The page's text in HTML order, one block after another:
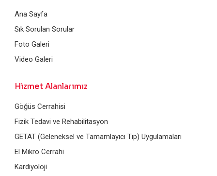
Ana Sayfa
Sık Sorulan Sorular
Foto Galeri
Video Galeri
Hizmet Alanlarımız
Göğüs Cerrahisi
Fizik Tedavi ve Rehabilitasyon
GETAT (Geleneksel ve Tamamlayıcı Tıp) Uygulamaları
El Mikro Cerrahi
Kardiyoloji